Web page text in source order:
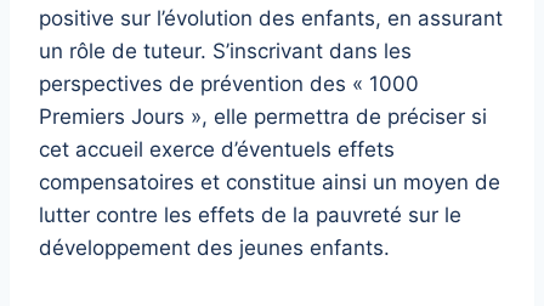
positive sur l’évolution des enfants, en assurant
un rôle de tuteur. S’inscrivant dans les
perspectives de prévention des « 1000
Premiers Jours », elle permettra de préciser si
cet accueil exerce d’éventuels effets
compensatoires et constitue ainsi un moyen de
lutter contre les effets de la pauvreté sur le
développement des jeunes enfants.